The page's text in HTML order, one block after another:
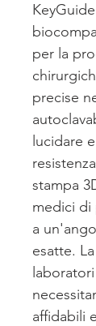
per la
precise
lucidare
stampa
medici di
a
esatte.
affidabili